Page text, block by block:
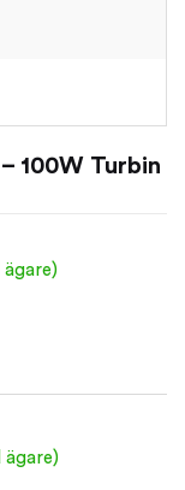
100W Turbin
ägare)